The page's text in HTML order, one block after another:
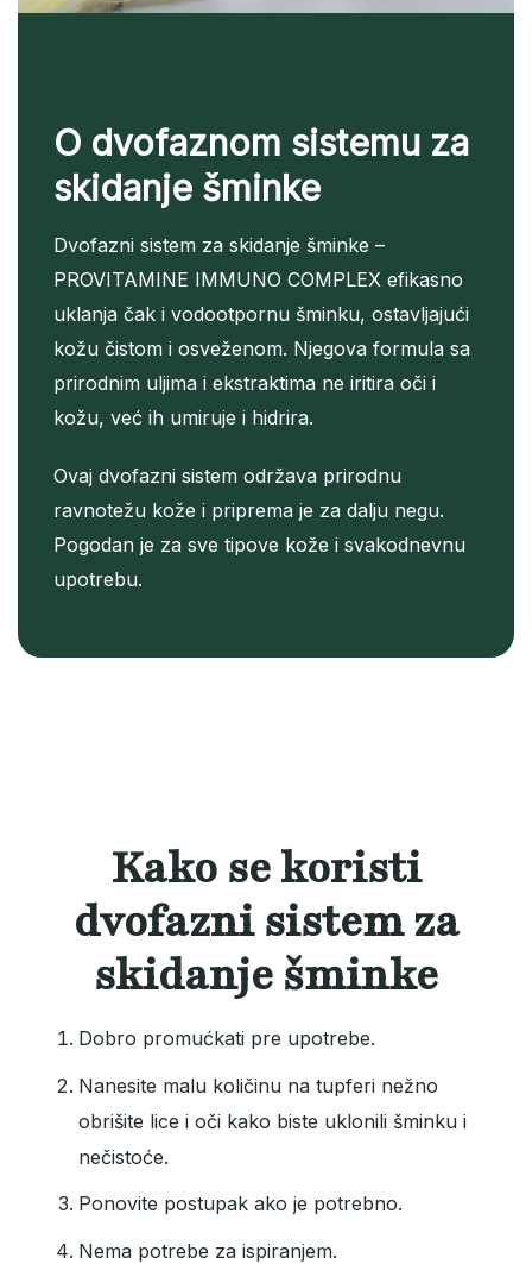
O dvofaznom sistemu za
skidanje šminke
Dvofazni sistem za skidanje šminke –
PROVITAMINE IMMUNO COMPLEX efikasno
uklanja čak i vodootpornu šminku, ostavljajući
kožu čistom i osveženom. Njegova formula sa
prirodnim uljima i ekstraktima ne iritira oči i
kožu, već ih umiruje i hidrira.
Ovaj dvofazni sistem održava prirodnu
ravnotežu kože i priprema je za dalju negu.
Pogodan je za sve tipove kože i svakodnevnu
upotrebu.
Kako se koristi
dvofazni sistem za
skidanje šminke
Dobro promućkati pre upotrebe.
Nanesite malu količinu na tupferi nežno
obrišite lice i oči kako biste uklonili šminku i
nečistoće.
Ponovite postupak ako je potrebno.
Nema potrebe za ispiranjem.